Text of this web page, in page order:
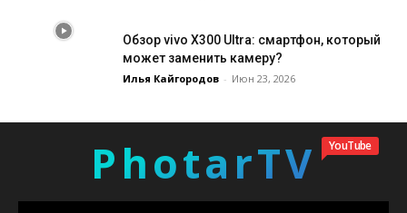
Обзор vivo X300 Ultra: смартфон, который
может заменить камеру?
Илья Кайгородов - Июн 23, 2026
PhotarTV YouTube